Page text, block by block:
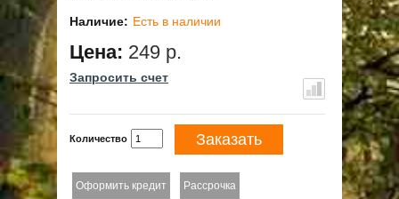
Наличие: Есть в наличии
Цена: 249 р.
Запросить счет
Количество Заказать
Оформить кредит Рассрочка